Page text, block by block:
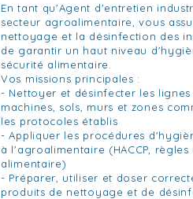
En tant qu'Agent d'entretien
secteur agroalimentaire, vous
nettoyage et la désinfection des
de garantir un haut niveau
sécurité alimentaire.
Vos missions principales :
- Nettoyer et désinfecter les lignes
machines, sols, murs et zones
les protocoles établis
- Appliquer les procédures
à l'agroalimentaire (HACCP, règles
alimentaire)
- Préparer, utiliser et doser
produits de nettoyage et de